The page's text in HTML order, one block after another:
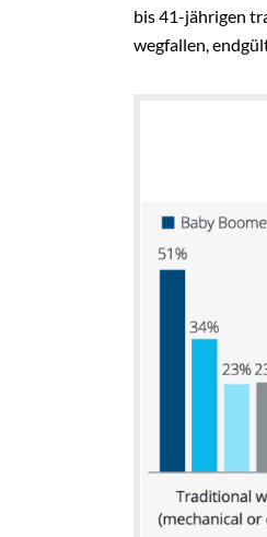
bis 41-jährigen
wegfallen,